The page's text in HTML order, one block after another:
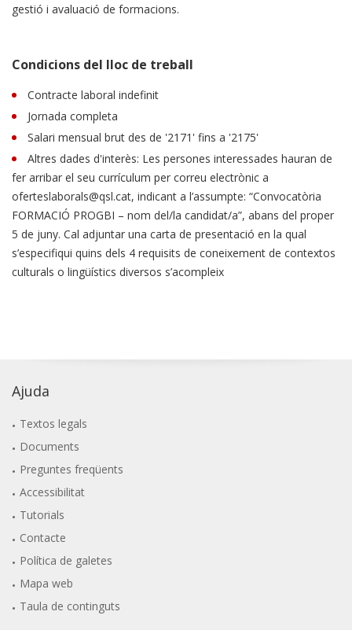
gestió i avaluació de formacions.
Condicions del lloc de treball
Contracte laboral indefinit
Jornada completa
Salari mensual brut des de '2171' fins a '2175'
Altres dades d'interès: Les persones interessades hauran de
fer arribar el seu currículum per correu electrònic a
oferteslaborals@qsl.cat, indicant a l’assumpte: “Convocatòria
FORMACIÓ PROGBI – nom del/la candidat/a”, abans del proper
5 de juny. Cal adjuntar una carta de presentació en la qual
s’especifiqui quins dels 4 requisits de coneixement de contextos
culturals o lingüístics diversos s’acompleix
Ajuda
Textos legals
Documents
Preguntes freqüents
Accessibilitat
Tutorials
Contacte
Política de galetes
Mapa web
Taula de continguts